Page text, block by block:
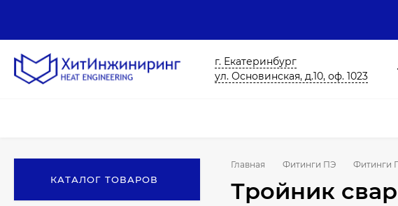
г. Екатеринбург
ул. Основинская, д.10, оф. 1023
КАТАЛОГ ТОВАРОВ
Главная Фитинги ПЭ Фитинги
Тройник